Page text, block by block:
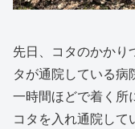
先日、コタのかかり
タが通院している病
一時間ほどで着く所
コタを入れ通院して